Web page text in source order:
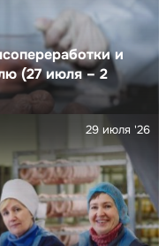
и
(27 июля – 2
29 июля '26